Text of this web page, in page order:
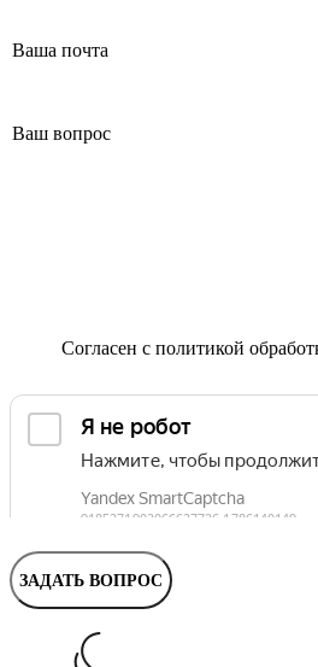
Согласен с политикой
ЗАДАТЬ ВОПРОС